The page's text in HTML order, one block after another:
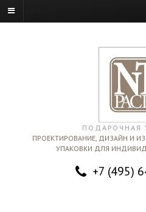
ПОДАРОЧНАЯ
ПРОЕКТИРОВАНИЕ, ДИЗАЙН И
УПАКОВКИ ДЛЯ
+7 (495)